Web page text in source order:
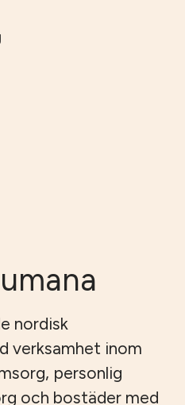
nordisk
verksamhet inom
personlig
och bostäder med